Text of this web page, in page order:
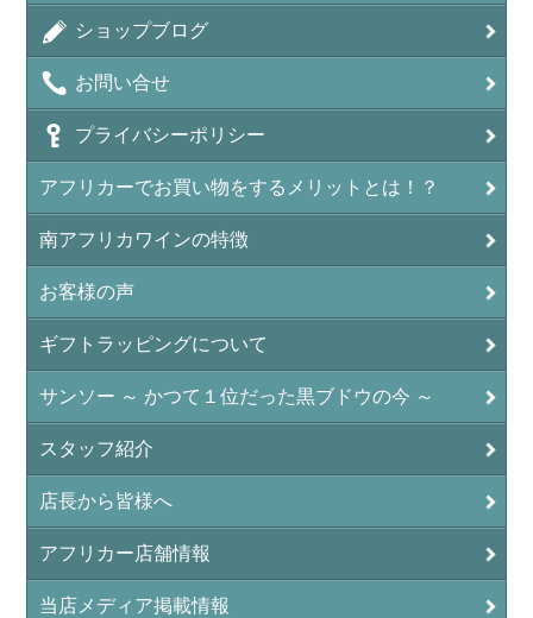
ショップブログ
お問い合せ
プライバシーポリシー
アフリカーでお買い物をするメリットとは！？
南アフリカワインの特徴
お客様の声
ギフトラッピングについて
サンソー ～ かつて１位だった黒ブドウの今 ～
スタッフ紹介
店長から皆様へ
アフリカー店舗情報
当店メディア掲載情報